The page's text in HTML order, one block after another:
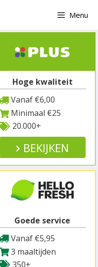
Menu
Hoge kwaliteit
Vanaf €6,00
Minimaal €25
20.000+
BEKIJKEN
Goede service
Vanaf €5,95
3 maaltijden
350+